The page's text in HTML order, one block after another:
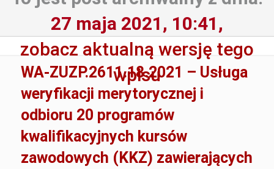
27 maja 2021, 10:41,
zobacz aktualną wersję tego
wpisu
WA-ZUZP.2611.18.2021 – Usługa
weryfikacji merytorycznej i
odbioru 20 programów
kwalifikacyjnych kursów
zawodowych (KKZ) zawierających